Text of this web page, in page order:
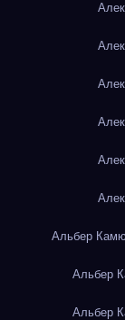
Альбер
Альбер
Альбер